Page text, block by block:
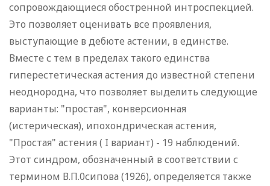
сопровождающиеся обостренной интроспекцией.
Это позволяет оценивать все проявления,
выступающие в дебюте астении, в единстве.
Вместе с тем в пределах такого единства
гиперестетическая астения до известной степени
неоднородна, что позволяет выделить следующие
варианты: "простая", конверсионная
(истерическая), ипохондрическая астения,
"Простая" астения ( I вариант) - 19 наблюдений.
Этот синдром, обозначенный в соответствии с
термином В.П.0сипова (1926), определяется также